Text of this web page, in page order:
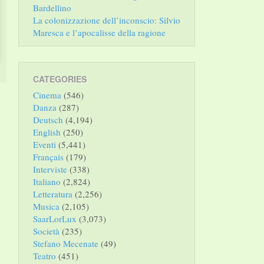
Bardellino
La colonizzazione dell’inconscio: Silvio
Maresca e l’apocalisse della ragione
CATEGORIES
Cinema (546)
Danza (287)
Deutsch (4,194)
English (250)
Eventi (5,441)
Français (179)
Interviste (338)
Italiano (2,824)
Letteratura (2,256)
Musica (2,105)
SaarLorLux (3,073)
Società (235)
Stefano Mecenate (49)
Teatro (451)